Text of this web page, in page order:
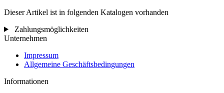
Dieser Artikel ist in folgenden Katalogen vorhanden
Zahlungsmöglichkeiten
Unternehmen
Impressum
Allgemeine Geschäftsbedingungen
Informationen